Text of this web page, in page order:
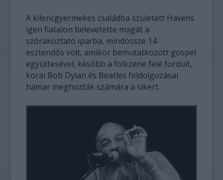
A kilencgyermekes családba született Havens
igen fiatalon belevetette magát a
szórakoztató iparba, mindössze 14
esztendős volt, amikor bemutatkozott gospel
együttesével, később a folkzene felé fordult,
korai Bob Dylan és Beatles feldolgozásai
hamar meghozták számára a sikert.